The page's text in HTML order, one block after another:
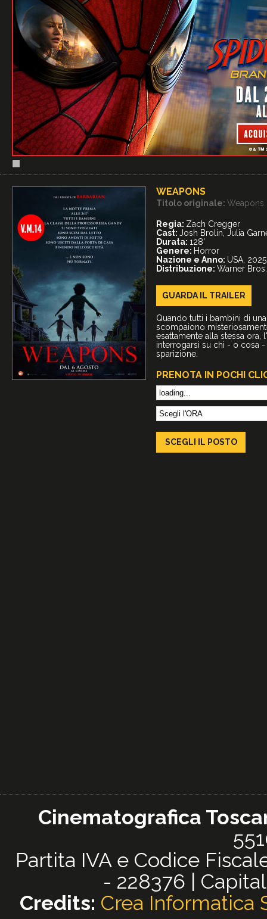
WEAPONS
Titolo originale: Weapons
Regia: Zach Cregger
Cast: Josh Brolin, Julia
Durata: 128'
Genere: Horror
Nazione e Anno: USA, 2025
Distribuzione: Warner
GUARDA IL TRAILER
Quando tutti i bambini di
scompaiono
esattamente alla stessa ora,
interrogarsi su chi - o cosa
sparizione.
PRENOTA IN POCHI
SCEGLI IL POSTO
Cinematografica
Partita IVA e Codice
- 228376 |
Credits: Crea Informatica